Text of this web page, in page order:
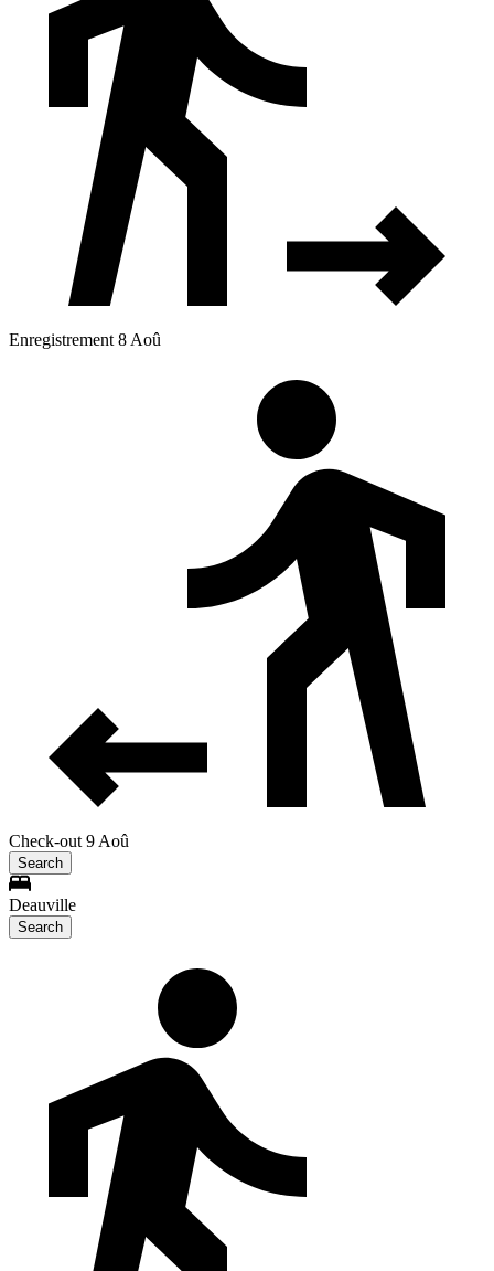
Enregistrement 8 Aoû
Check-out 9 Aoû
Search
Deauville
Search